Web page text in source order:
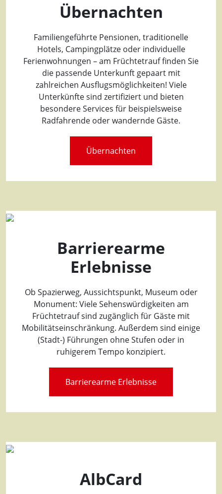
Übernachten
Familiengeführte Pensionen, traditionelle
Hotels, Campingplätze oder individuelle
Ferienwohnungen – am Früchtetrauf finden Sie
die passende Unterkunft gepaart mit
zahlreichen Ausflugsmöglichkeiten! Viele
Unterkünfte sind zertifiziert und bieten
besondere Services für beispielsweise
Radfahrende oder wandernde Gäste.
Übernachten
Barrierearme
Erlebnisse
Ob Spazierweg, Aussichtspunkt, Museum oder
Monument: Viele Sehenswürdigkeiten am
Früchtetrauf sind zugänglich für Gäste mit
Mobilitätseinschränkung. Außerdem sind einige
(Stadt-) Führungen ohne Stufen oder in
ruhigerem Tempo konzipiert.
Barrierearme Erlebnisse
AlbCard